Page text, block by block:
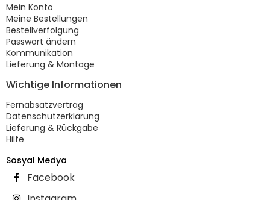
Mein Konto
Meine Bestellungen
Bestellverfolgung
Passwort ändern
Kommunikation
Lieferung & Montage
Wichtige Informationen
Fernabsatzvertrag
Datenschutzerklärung
Lieferung & Rückgabe
Hilfe
Sosyal Medya
Facebook